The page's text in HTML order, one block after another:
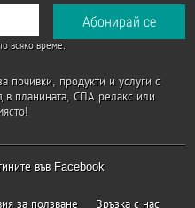
всяко време.
почивки, продукти и услуги с
в планината, СПА релакс или
във Facebook
за ползване Връзка с нас